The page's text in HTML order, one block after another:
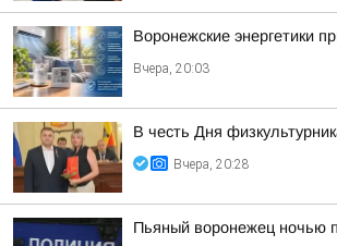
Воронежские энергетики
Вчера, 20:03
В честь Дня
Вчера, 20:28
Пьяный воронежец ночью